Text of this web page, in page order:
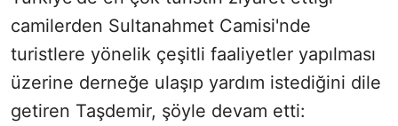
camilerden Sultanahmet Camisi'nde
turistlere yönelik çeşitli faaliyetler yapılması
üzerine derneğe ulaşıp yardım istediğini dile
getiren Taşdemir, şöyle devam etti: